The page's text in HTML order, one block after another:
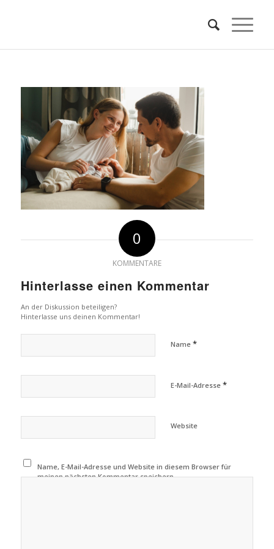
0
KOMMENTARE
Hinterlasse einen Kommentar
An der Diskussion beteiligen?
Hinterlasse uns deinen Kommentar!
Name *
E-Mail-Adresse *
Website
Name, E-Mail-Adresse und Website in diesem Browser für
meinen nächsten Kommentar speichern.